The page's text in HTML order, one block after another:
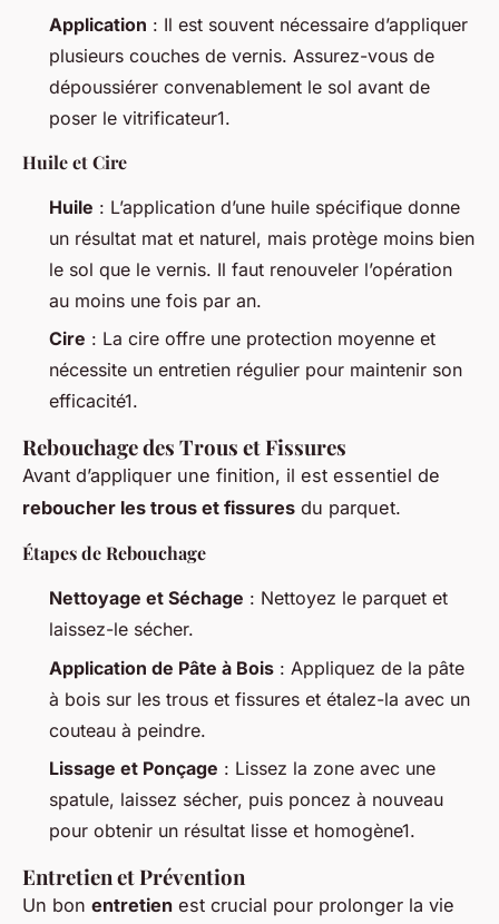
Application : Il est souvent nécessaire d’appliquer
plusieurs couches de vernis. Assurez-vous de
dépoussiérer convenablement le sol avant de
poser le vitrificateur1.
Huile et Cire
Huile : L’application d’une huile spécifique donne
un résultat mat et naturel, mais protège moins bien
le sol que le vernis. Il faut renouveler l’opération
au moins une fois par an.
Cire : La cire offre une protection moyenne et
nécessite un entretien régulier pour maintenir son
efficacité1.
Rebouchage des Trous et Fissures
Avant d’appliquer une finition, il est essentiel de
reboucher les trous et fissures du parquet.
Étapes de Rebouchage
Nettoyage et Séchage : Nettoyez le parquet et
laissez-le sécher.
Application de Pâte à Bois : Appliquez de la pâte
à bois sur les trous et fissures et étalez-la avec un
couteau à peindre.
Lissage et Ponçage : Lissez la zone avec une
spatule, laissez sécher, puis poncez à nouveau
pour obtenir un résultat lisse et homogène1.
Entretien et Prévention
Un bon entretien est crucial pour prolonger la vie